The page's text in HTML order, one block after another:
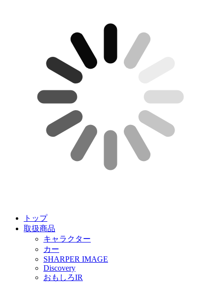
トップ
取扱商品
キャラクター
カー
SHARPER IMAGE
Discovery
おもしろIR